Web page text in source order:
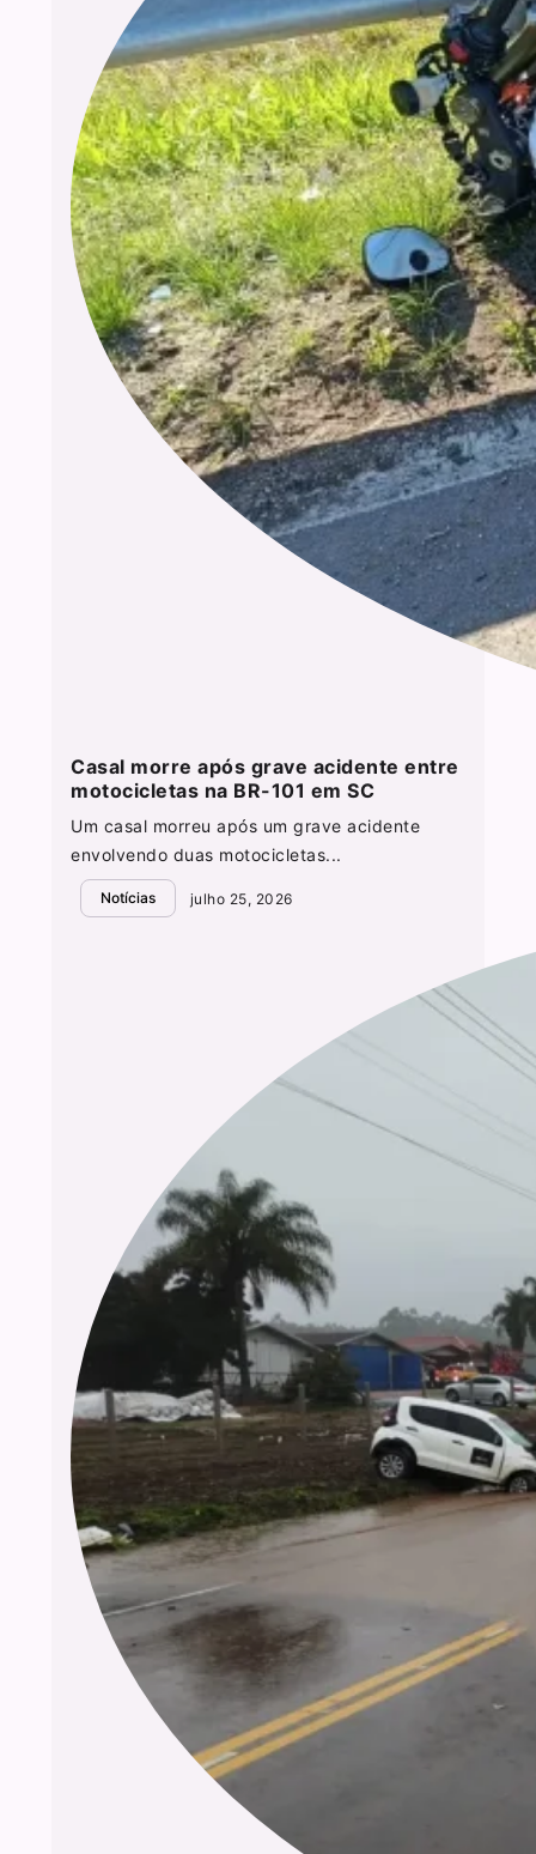
Casal morre após grave acidente entre
motocicletas na BR-101 em SC
Um casal morreu após um grave acidente
envolvendo duas motocicletas...
Notícias julho 25, 2026